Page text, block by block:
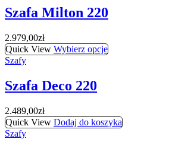
Szafa Milton 220
2.979,00zł
Quick View Wybierz opcje
Szafy
Szafa Deco 220
2.489,00zł
Quick View Dodaj do koszyka
Szafy